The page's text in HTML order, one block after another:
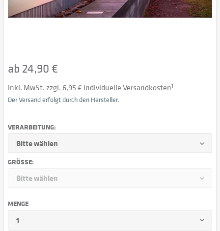
ab 24,90 €
inkl. MwSt. zzgl. 6,95 € individuelle Versandkosten1
Der Versand erfolgt durch den Hersteller.
VERARBEITUNG:
GRÖSSE:
MENGE